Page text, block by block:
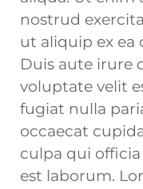
nostrud
ut aliquip ex ea
Duis aute irure
voluptate velit
fugiat nulla
occaecat
culpa qui
est laborum.